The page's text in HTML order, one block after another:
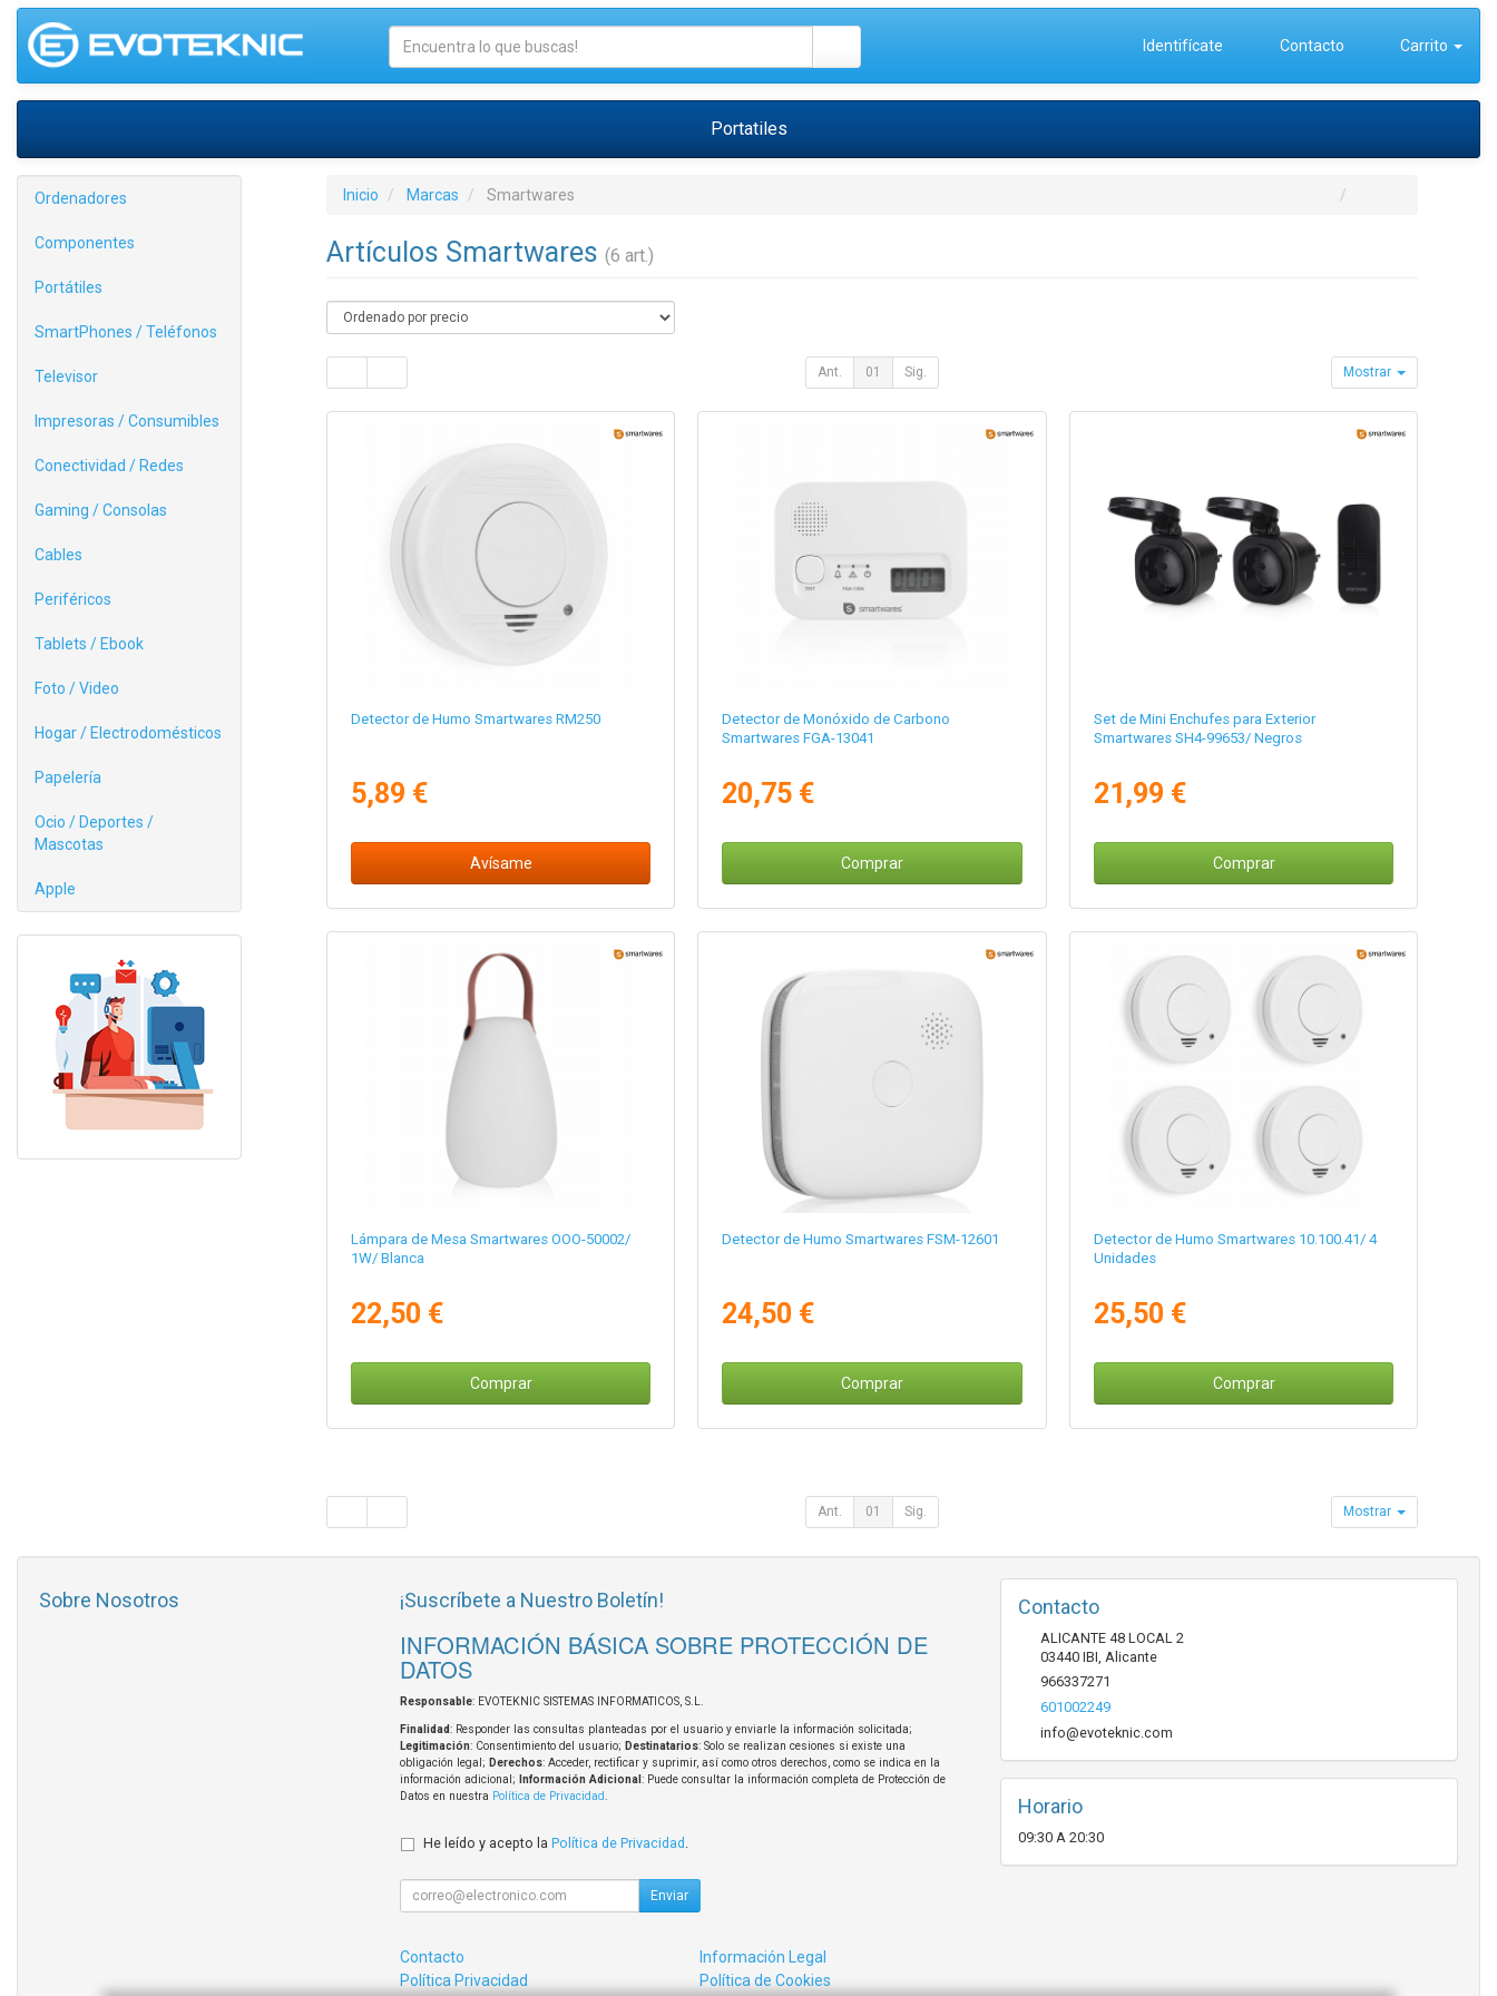
Identifícate Contacto Carrito
Portatiles
Ordenadores
Componentes
Portátiles
SmartPhones / Teléfonos
Televisor
Impresoras / Consumibles
Conectividad / Redes
Gaming / Consolas
Cables
Periféricos
Tablets / Ebook
Foto / Video
Hogar / Electrodomésticos
Papelería
Ocio / Deportes /
Mascotas
Apple
Inicio Marcas Smartwares
Artículos Smartwares (6 art.)
Ant. 01 Sig. Mostrar
Detector de Humo Smartwares RM250
5,89 €
Avísame
Detector de Monóxido de Carbono
Smartwares FGA-13041
20,75 €
Comprar
Set de Mini Enchufes para Exterior
Smartwares SH4-99653/ Negros
21,99 €
Comprar
Lámpara de Mesa Smartwares OOO-50002/
1W/ Blanca
22,50 €
Comprar
Detector de Humo Smartwares FSM-12601
24,50 €
Comprar
Detector de Humo Smartwares 10.100.41/ 4
Unidades
25,50 €
Comprar
Ant. 01 Sig. Mostrar
Sobre Nosotros ¡Suscríbete a Nuestro Boletín!
INFORMACIÓN BÁSICA SOBRE PROTECCIÓN DE
DATOS
Responsable: EVOTEKNIC SISTEMAS INFORMATICOS, S.L.
Finalidad: Responder las consultas planteadas por el usuario y enviarle la información solicitada;
Legitimación: Consentimiento del usuario; Destinatarios: Solo se realizan cesiones si existe una
obligación legal; Derechos: Acceder, rectificar y suprimir, así como otros derechos, como se indica en la
información adicional;
Información Adicional : Puede consultar la información completa de Protección de
Datos en nuestra Política de Privacidad.
He leído y acepto la Política de Privacidad .
Enviar
Contacto
Información Legal
Política Privacidad
Política de Cookies
Contacto
ALICANTE 48 LOCAL 2
03440 IBI, Alicante
966337271
601002249
info@evoteknic.com
Horario
09:30 A 20:30